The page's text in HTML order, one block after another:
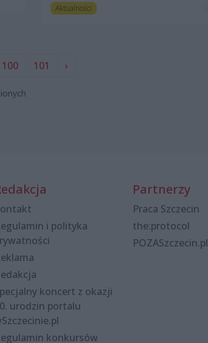
Aktualności
100 101 ›
i polityka
koncert z okazji
urodzin portalu
konkursów
Partnerzy
Praca Szczecin
the:protocol
POZASzczecin.pl